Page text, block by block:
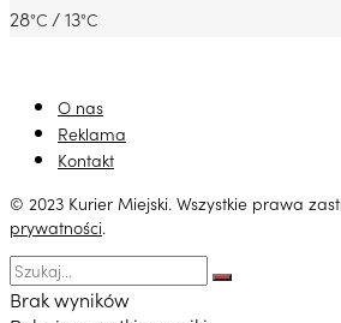
28°C / 13°C
O nas
Reklama
Kontakt
© 2023 Kurier Miejski. Wszystkie prawa
prywatności.
Brak wyników